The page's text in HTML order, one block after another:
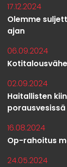
17.12.2024
Olemme
ajan
06.09.2024
02.09.2024
Haitallisten
porausvesissä
16.08.2024
Op-rahoitus
24.05.2024